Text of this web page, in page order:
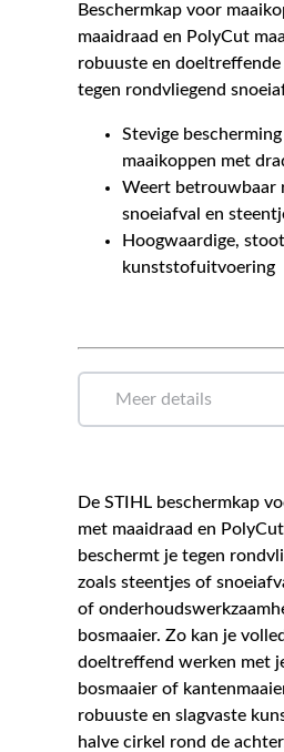
Beschermkap voor
maaidraad en PolyCut
robuuste en doeltreffende
tegen rondvliegend
Stevige
maaikoppen met
Weert betrouwbaar
snoeiafval en
Hoogwaardige,
kunststofuitvoering
De STIHL beschermkap
met maaidraad en
beschermt je tegen
zoals steentjes of
of
bosmaaier. Zo kan je
doeltreffend werken met
bosmaaier of
robuuste en slagvaste
halve cirkel rond de